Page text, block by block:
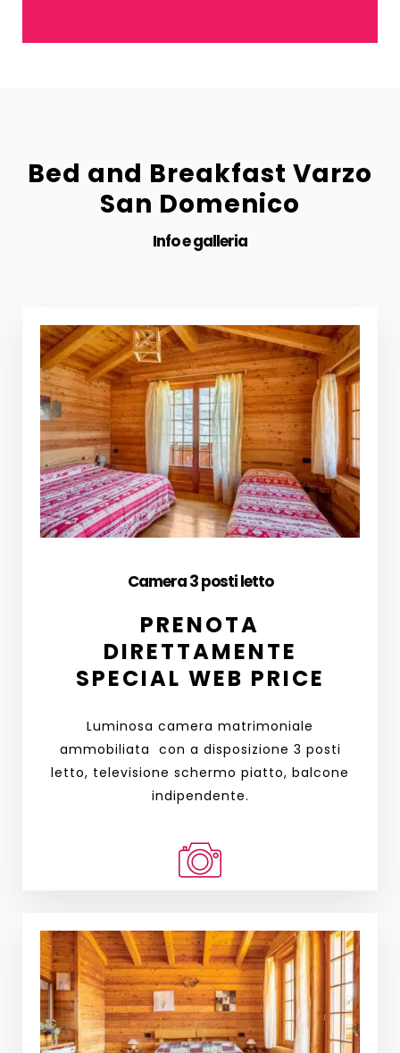
Bed and Breakfast Varzo
San Domenico
Info e galleria
Camera 3 posti letto
PRENOTA
DIRETTAMENTE
SPECIAL WEB PRICE
Luminosa camera matrimoniale
ammobiliata con a disposizione 3 posti
letto, televisione schermo piatto, balcone
indipendente.